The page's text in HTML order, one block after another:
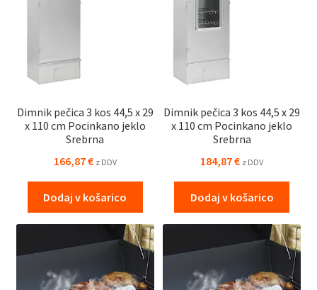
Dimnik pečica 3 kos 44,5 x 29
x 110 cm Pocinkano jeklo
Srebrna
166,87€ z DDV
Dodaj v košarico
Dimnik pečica 3 kos 44,5 x 29
x 110 cm Pocinkano jeklo
Srebrna
184,87€ z DDV
Dodaj v košarico